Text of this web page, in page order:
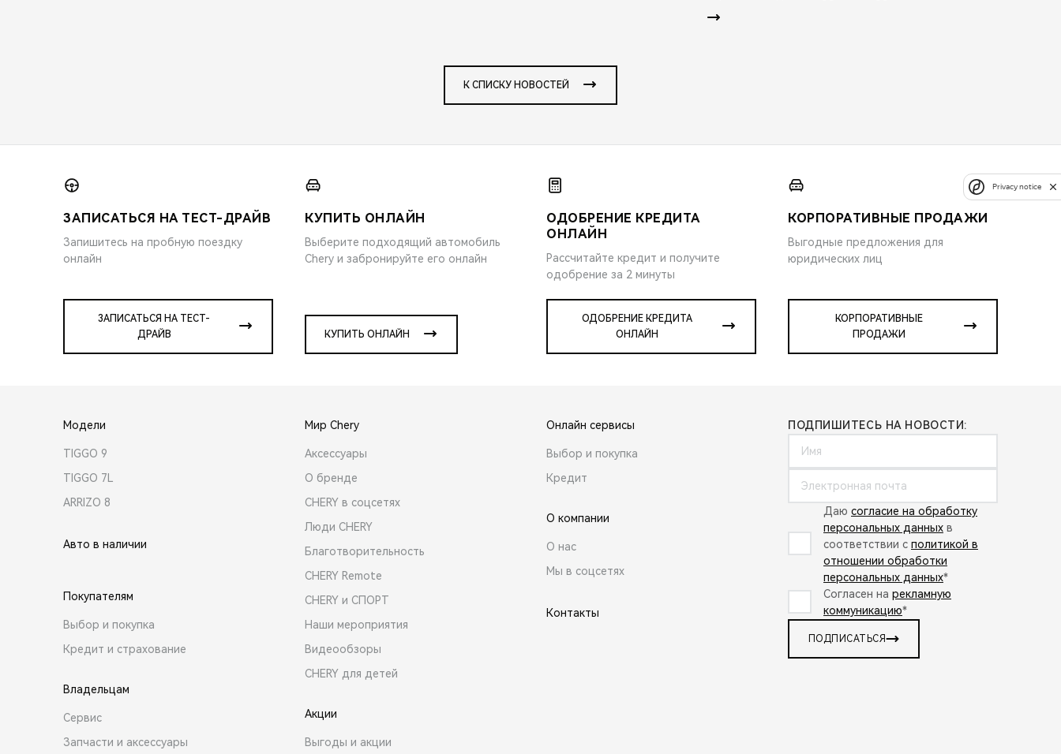
К СПИСКУ НОВОСТЕЙ
ЗАПИСАТЬСЯ НА ТЕСТ-ДРАЙВ
Запишитесь на пробную поездку
онлайн
ЗАПИСАТЬСЯ НА ТЕСТ-
ДРАЙВ
КУПИТЬ ОНЛАЙН
Выберите подходящий автомобиль
Chery и забронируйте его онлайн
КУПИТЬ ОНЛАЙН
ОДОБРЕНИЕ КРЕДИТА
ОНЛАЙН
Рассчитайте кредит и получите
одобрение за 2 минуты
ОДОБРЕНИЕ КРЕДИТА
ОНЛАЙН
КОРПОРАТИВНЫЕ ПРОДАЖИ
Выгодные предложения для
юридических лиц
КОРПОРАТИВНЫЕ
ПРОДАЖИ
Модели
TIGGO 9
TIGGO 7L
ARRIZO 8
Авто в наличии
Покупателям
Выбор и покупка
Кредит и страхование
Владельцам
Сервис
Запчасти и аксессуары
Мир Chery
Аксессуары
О бренде
CHERY в соцсетях
Люди CHERY
Благотворительность
CHERY Remote
CHERY и СПОРТ
Наши мероприятия
Видеообзоры
CHERY для детей
Акции
Выгоды и акции
Онлайн сервисы
Выбор и покупка
Кредит
О компании
О нас
Мы в соцсетях
Контакты
ПОДПИШИТЕСЬ НА НОВОСТИ:
Даю согласие на обработку
персональных данных в
соответствии с политикой в
отношении обработки
персональных данных*
Согласен на рекламную
коммуникацию*
ПОДПИСАТЬСЯ
Privacy notice